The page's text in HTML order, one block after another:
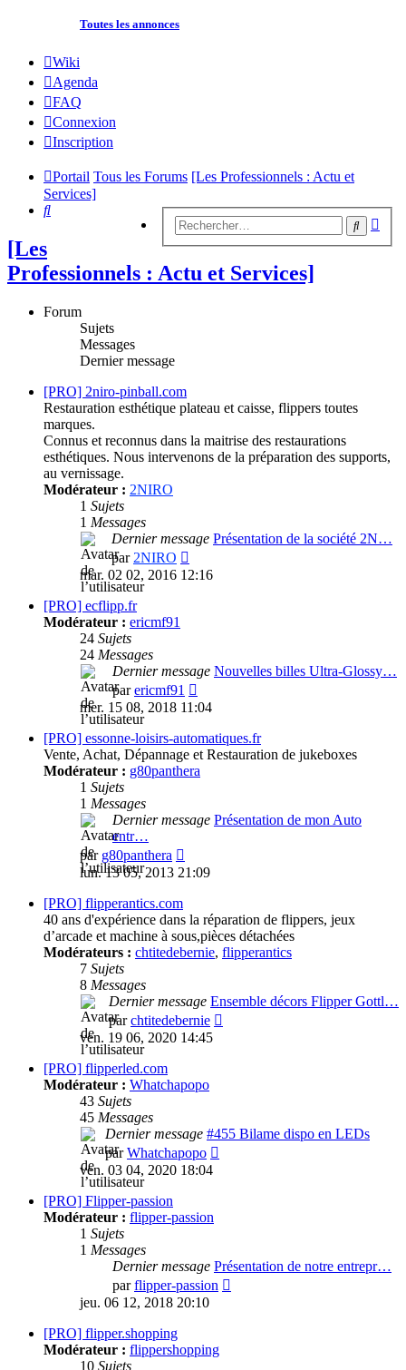
Toutes les annonces
Wiki
Agenda
FAQ
Connexion
Inscription
Portail Tous les Forums [Les Professionnels : Actu et
Services]
Rechercher
[Les
Professionnels : Actu et Services]
Forum
Sujets
Messages
Dernier message
[PRO] 2niro-pinball.com
Restauration esthétique plateau et caisse, flippers toutes
marques.
Connus et reconnus dans la maitrise des restaurations
esthétiques. Nous intervenons de la préparation des supports,
au vernissage.
Modérateur : 2NIRO
1 Sujets
1 Messages
Dernier message Présentation de la société 2N…
par 2NIRO
le
mar. 02 02, 2016 12:16
[PRO] ecflipp.fr
Modérateur : ericmf91
24 Sujets
24 Messages
Dernier message Nouvelles billes Ultra-Glossy…
parericmf91
le
message
mer. 15 08, 2018 11:04
[PRO] essonne-loisirs-automatiques.fr
Vente, Achat, Dépannage et Restauration de jukeboxes
Modérateur : g80panthera
1 Sujets
1 Messages
Dernier message Présentation de mon Auto
entr…
par g80panthera
le
lun. 13 05, 2013 21:09
[PRO] flipperantics.com
40 ans d'expérience dans la réparation de flippers, jeux
d’arcade et machine à sous,pièces détachées
Modérateurs : chtitedebernie, flipperantics
7 Sujets
8 Messages
Dernier message Ensemble décors Flipper Gottl…
parchtitedebernie
ven. 19 06, 2020 14:45
[PRO] flipperled.com
Modérateur : Whatchapopo
43 Sujets
45 Messages
Dernier message #455 Bilame dispo en LEDs
parWhatchapopo
ven. 03 04, 2020 18:04
[PRO] Flipper-passion
Modérateur : flipper-passion
1 Sujets
1 Messages
Dernier message Présentation de notre entrepr…
parflipper-passion
jeu. 06 12, 2018 20:10
[PRO] flipper.shopping
Modérateur : flippershopping
10 Sujets